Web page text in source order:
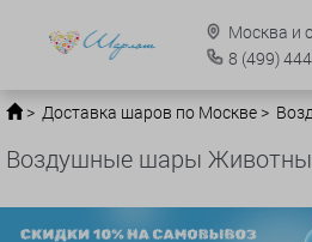
Москва и
8 (499)
Доставка шаров по Москве
Воздушные шары